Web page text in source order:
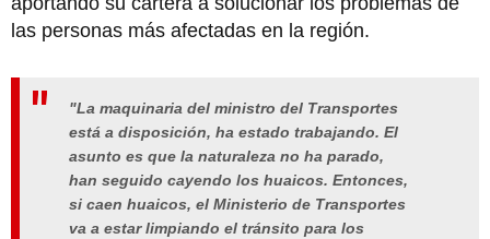
las personas más afectadas en la región.
"La maquinaria del ministro del Transportes
está a disposición, ha estado trabajando. El
asunto es que la naturaleza no ha parado,
han seguido cayendo los huaicos. Entonces,
si caen huaicos, el Ministerio de Transportes
va a estar limpiando el tránsito para los